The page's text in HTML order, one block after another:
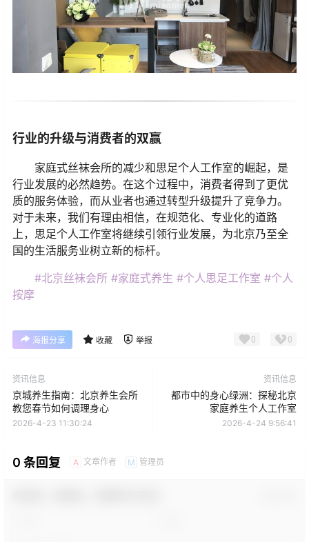
行业的升级与消费者的双赢
家庭式丝袜会所的减少和思足个人工作室的崛起，是
行业发展的必然趋势。在这个过程中，消费者得到了更优
质的服务体验，而从业者也通过转型升级提升了竞争力。
对于未来，我们有理由相信，在规范化、专业化的道路
上，思足个人工作室将继续引领行业发展，为北京乃至全
国的生活服务业树立新的标杆。
#北京丝袜会所 #家庭式养生 #个人思足工作室 #个人
按摩
海报分享 收藏 举报 0 0
资讯信息
京城养生指南：北京养生会所
教您春节如何调理身心
2026-4-23 11:30:24
资讯信息
都市中的身心绿洲：探秘北京
家庭养生个人工作室
2026-4-24 9:56:41
0 条回复 A 文章作者 M 管理员